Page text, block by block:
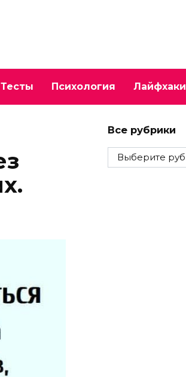
Тесты Психология Лайфхаки
Все рубрики
Все
рубрики